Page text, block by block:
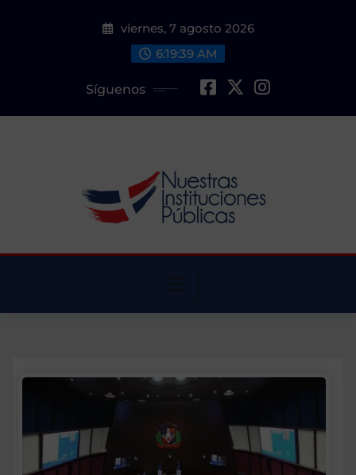
viernes, 7 agosto 2026
6:19:40 AM
Síguenos